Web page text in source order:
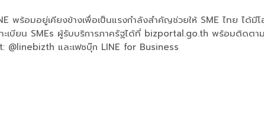
พร้อมอยู่เคียงข้างเพื่อเป็นแรงกำลังสำคัญช่วยให้ SME ไทย ได้มี
เบียน SMEs ผู้รับบริการภาครัฐได้ที่ bizportal.go.th พร้อมติดต
@linebizth และเฟซบุ๊ก LINE for Business